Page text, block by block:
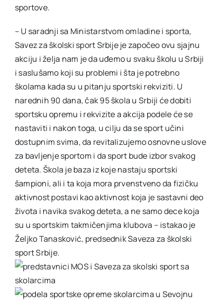
sportove.
– U saradnji sa Ministarstvom omladine i sporta,
Savez za školski sport Srbije je započeo ovu sjajnu
akciju i želja nam je da uđemo u svaku školu u Srbiji
i saslušamo koji su problemi i šta je potrebno
školama kada su u pitanju sportski rekviziti. U
narednih 90 dana, čak 95 škola u Srbiji će dobiti
sportsku opremu i rekvizite a akcija podele će se
nastaviti i nakon toga, u cilju da se sport učini
dostupnim svima, da revitalizujemo osnovne uslove
za bavljenje sportom i da sport bude izbor svakog
deteta. Škola je baza iz koje nastaju sportski
šampioni, ali i ta koja mora prvenstveno da fizičku
aktivnost postavi kao aktivnost koja je sastavni deo
života i navika svakog deteta, a ne samo dece koja
su u sportskim takmičenjima klubova – istakao je
Željko Tanasković, predsednik Saveza za školski
sport Srbije.